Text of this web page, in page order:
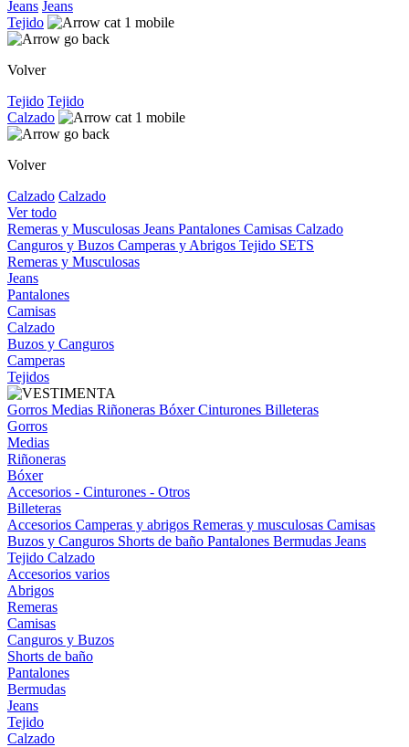
Jeans Jeans
Tejido
Volver
Tejido Tejido
Calzado
Volver
Calzado Calzado
Ver todo
Remeras y Musculosas Jeans Pantalones Camisas Calzado
Canguros y Buzos Camperas y Abrigos Tejido SETS
Remeras y Musculosas
Jeans
Pantalones
Camisas
Calzado
Buzos y Canguros
Camperas
Tejidos
Gorros Medias Riñoneras BóxerCinturones Billeteras
Gorros
Medias
Riñoneras
Bóxer
Accesorios - Cinturones - Otros
Billeteras
Accesorios Camperas y abrigos Remeras y musculosas Camisas
Buzos y Canguros Shorts de baño Pantalones Bermudas Jeans
Tejido Calzado
Accesorios varios
Abrigos
Remeras
Camisas
Canguros y Buzos
Shorts de baño
Pantalones
Bermudas
Jeans
Tejido
Calzado